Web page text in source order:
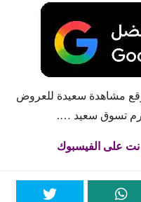
مشاهدة سعيدة للعروض
تسوق سعيد ….
على الفيسبوك